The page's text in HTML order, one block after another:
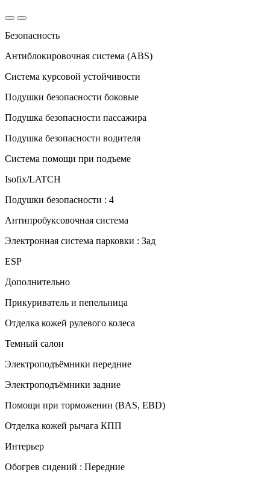
Безопасность
Антиблокировочная система (ABS)
Система курсовой устойчивости
Подушки безопасности боковые
Подушка безопасности пассажира
Подушка безопасности водителя
Система помощи при подъеме
Isofix/LATCH
Подушки безопасности : 4
Антипробуксовочная система
Электронная система парковки : Зад
ESP
Дополнительно
Прикуриватель и пепельница
Отделка кожей рулевого колеса
Темный салон
Электроподъёмники передние
Электроподъёмники задние
Помощи при торможении (BAS, EBD)
Отделка кожей рычага КПП
Интерьер
Обогрев сидений : Передние